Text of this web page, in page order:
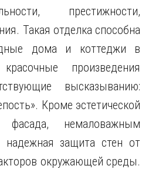
престижности,
Такая отделка способна
дома и коттеджи в
произведения
высказыванию:
Кроме эстетической
фасада, немаловажным
надежная защита стен от
окружающей среды.